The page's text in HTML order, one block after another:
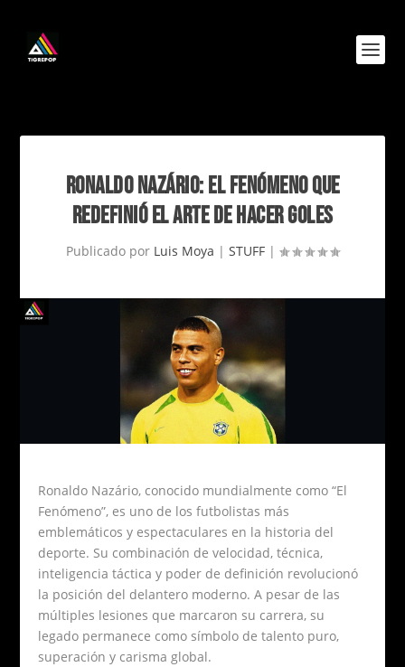
RONALDO NAZÁRIO: EL FENÓMENO QUE
REDEFINIÓ EL ARTE DE HACER GOLES
Publicado por Luis Moya | STUFF |
Ronaldo Nazário, conocido mundialmente como “El
Fenómeno”, es uno de los futbolistas más
emblemáticos y espectaculares en la historia del
deporte. Su combinación de velocidad, técnica,
inteligencia táctica y poder de definición revolucionó
la posición del delantero moderno. A pesar de las
múltiples lesiones que marcaron su carrera, su
legado permanece como símbolo de talento puro,
superación y carisma global.